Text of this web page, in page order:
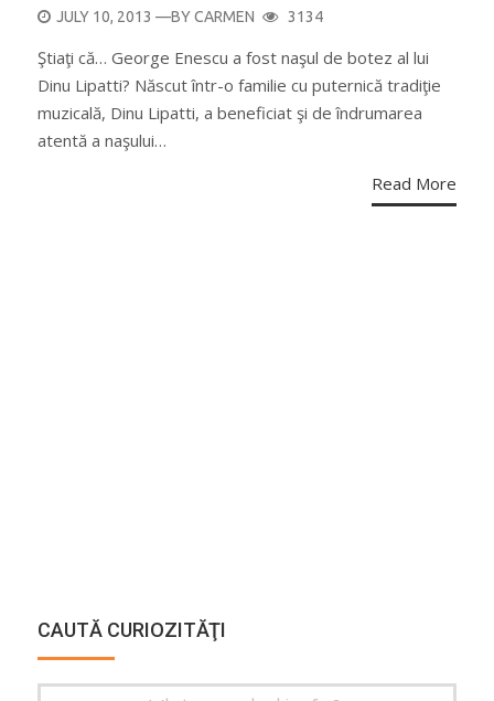
POSTED
JULY 10, 2013 —BYCARMEN 3134
Ştiaţi că… George Enescu a fost naşul de botez al lui
Dinu Lipatti? Născut într-o familie cu puternică tradiţie
muzicală, Dinu Lipatti, a beneficiat şi de îndrumarea
atentă a naşului…
Read More
CAUTĂ CURIOZITĂŢI